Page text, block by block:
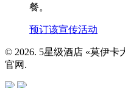
餐。
预订该宣传活动
© 2026. 5星级酒店 «莫伊卡
官网.